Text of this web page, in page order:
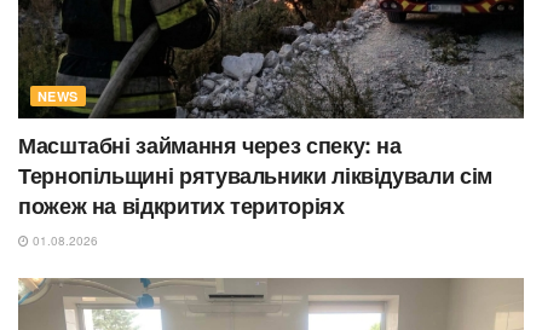
NEWS
Масштабні займання через спеку: на
Тернопільщині рятувальники ліквідували сім
пожеж на відкритих територіях
01.08.2026